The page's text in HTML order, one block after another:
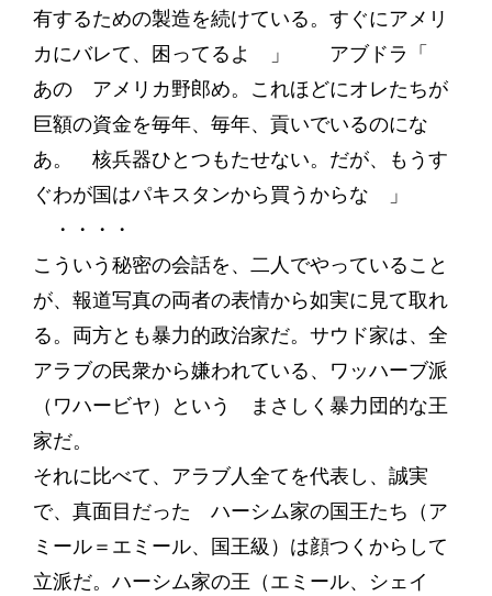
有するための製造を続けている。すぐにアメリ
カにバレて、困ってるよ 」 アブドラ「
あの アメリカ野郎め。これほどにオレたちが
巨額の資金を毎年、毎年、貢いでいるのにな
あ。 核兵器ひとつもたせない。だが、もうす
ぐわが国はパキスタンから買うからな 」
・・・・
こういう秘密の会話を、二人でやっていること
が、報道写真の両者の表情から如実に見て取れ
る。両方とも暴力的政治家だ。サウド家は、全
アラブの民衆から嫌われている、ワッハーブ派
（ワハービヤ）という まさしく暴力団的な王
家だ。
それに比べて、アラブ人全てを代表し、誠実
で、真面目だった ハーシム家の国王たち（ア
ミール＝エミール、国王級）は顔つくからして
立派だ。ハーシム家の王（エミール、シェイ